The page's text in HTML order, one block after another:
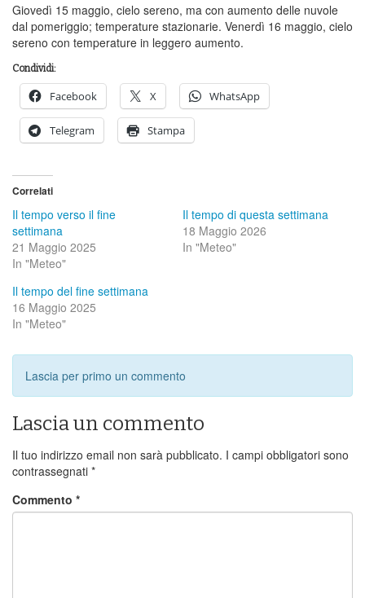
Giovedì 15 maggio, cielo sereno, ma con aumento delle nuvole
dal pomeriggio; temperature stazionarie. Venerdì 16 maggio, cielo
sereno con temperature in leggero aumento.
Condividi:
Facebook X WhatsApp
Telegram Stampa
Correlati
Il tempo verso il fine
settimana
21 Maggio 2025
In "Meteo"
Il tempo di questa settimana
18 Maggio 2026
In "Meteo"
Il tempo del fine settimana
16 Maggio 2025
In "Meteo"
Lascia per primo un commento
Lascia un commento
Il tuo indirizzo email non sarà pubblicato. I campi obbligatori sono
contrassegnati *
Commento *